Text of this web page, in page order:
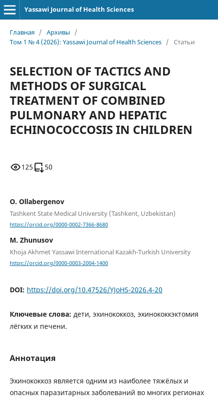
Yassawi Journal of Health Sciences
Главная / Архивы
/
Том 1 № 4 (2026): Yassawi Journal of Health Sciences / Статьи
SELECTION OF TACTICS AND
METHODS OF SURGICAL
TREATMENT OF COMBINED
PULMONARY AND HEPATIC
ECHINOCOCCOSIS IN CHILDREN
125 50
O. Ollabergenov
Tashkent State Medical University (Tashkent, Uzbekistan)
https://orcid.org/0000-0002-7366-8680
M. Zhunusov
Khoja Akhmet Yassawi International Kazakh-Turkish University
https://orcid.org/0000-0003-2004-1400
DOI: https://doi.org/10.47526/YJoHS-2026.4-20
Ключевые слова: дети, эхинококкоз, эхинококкэктомия
лёгких и печени.
Аннотация
Эхинококкоз является одним из наиболее тяжёлых и
опасных паразитарных заболеваний во многих регионах